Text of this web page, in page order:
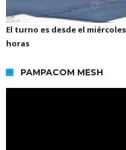
El turno es desde el
horas
PAMPACOM MESH